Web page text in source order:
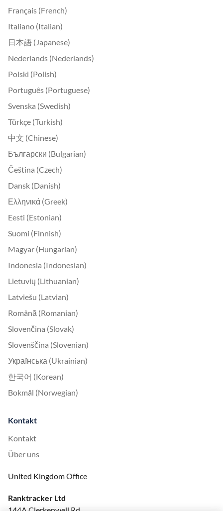
Français (French)
Italiano (Italian)
日本語 (Japanese)
Nederlands (Nederlands)
Polski (Polish)
Português (Portuguese)
Svenska (Swedish)
Türkçe (Turkish)
中文 (Chinese)
Български (Bulgarian)
Čeština (Czech)
Dansk (Danish)
Ελληνικά (Greek)
Eesti (Estonian)
Suomi (Finnish)
Magyar (Hungarian)
Indonesia (Indonesian)
Lietuvių (Lithuanian)
Latviešu (Latvian)
Română (Romanian)
Slovenčina (Slovak)
Slovenščina (Slovenian)
Українська (Ukrainian)
한국어 (Korean)
Bokmål (Norwegian)
Kontakt
Kontakt
Über uns
United Kingdom Office
Ranktracker Ltd